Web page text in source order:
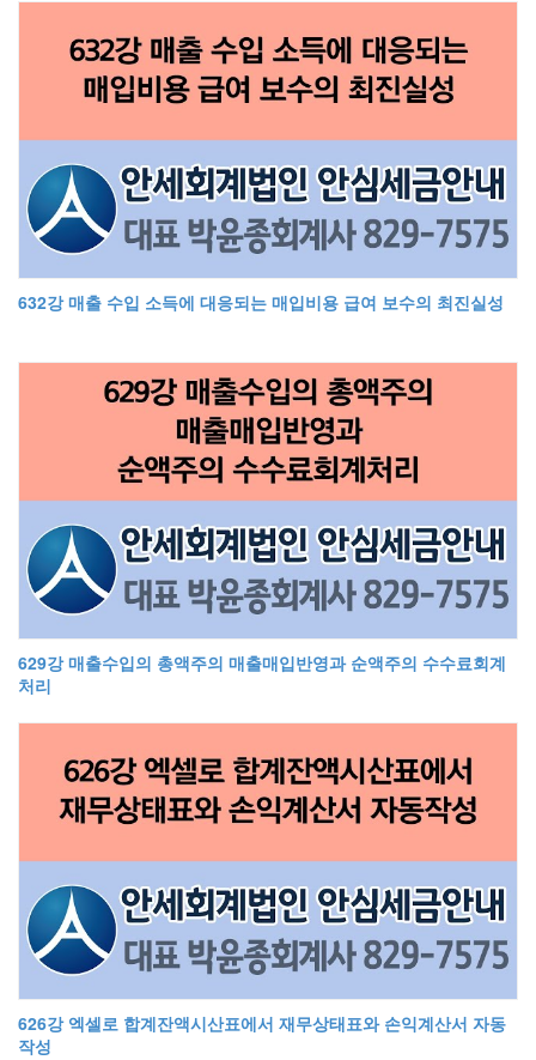
632강 매출 수입 소득에 대응되는 매입비용 급여 보수의 최진실성
629강 매출수입의 총액주의 매출매입반영과 순액주의 수수료회계
처리
626강 엑셀로 합계잔액시산표에서 재무상태표와 손익계산서 자동
작성